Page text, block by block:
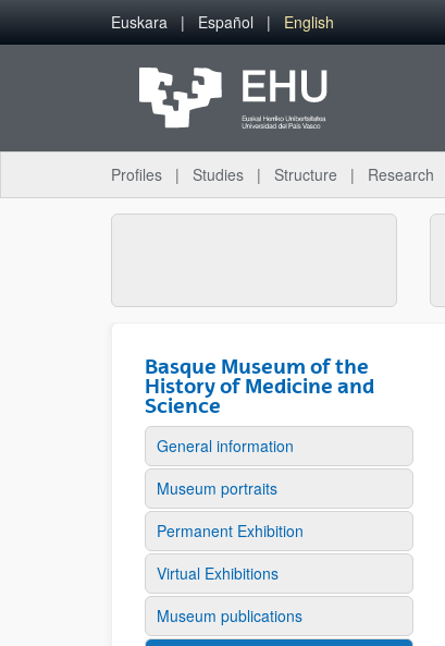
Skip to Main Content
Euskara Español English
Profiles Studies Structure Research
Basque Museum of the
History of Medicine and
Science
General information
Museum portraits
Permanent Exhibition
Virtual Exhibitions
Museum publications